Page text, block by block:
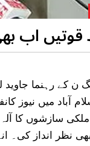
اب
ن کے رہنما جاوید
آباد میں نیوز
ملکی سازشوں کا
نظر انداز کی۔